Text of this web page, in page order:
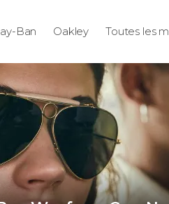
Ban Oakley Toutes les